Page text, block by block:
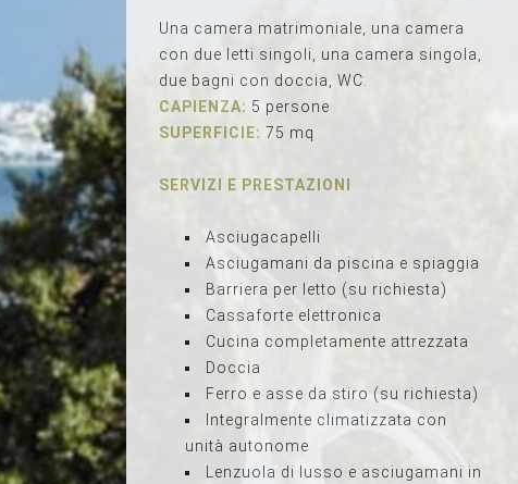
Una camera matrimoniale, una camera
con due letti singoli, una camera singola,
due bagni con doccia, WC.
CAPIENZA: 5 persone
SUPERFICIE: 75 mq
SERVIZI E PRESTAZIONI
Asciugacapelli
Asciugamani da piscina e spiaggia
Barriera per letto (su richiesta)
Cassaforte elettronica
Cucina completamente attrezzata
Doccia
Ferro e asse da stiro (su richiesta)
Integralmente climatizzata con
unità autonome
Lenzuola di lusso e asciugamani in